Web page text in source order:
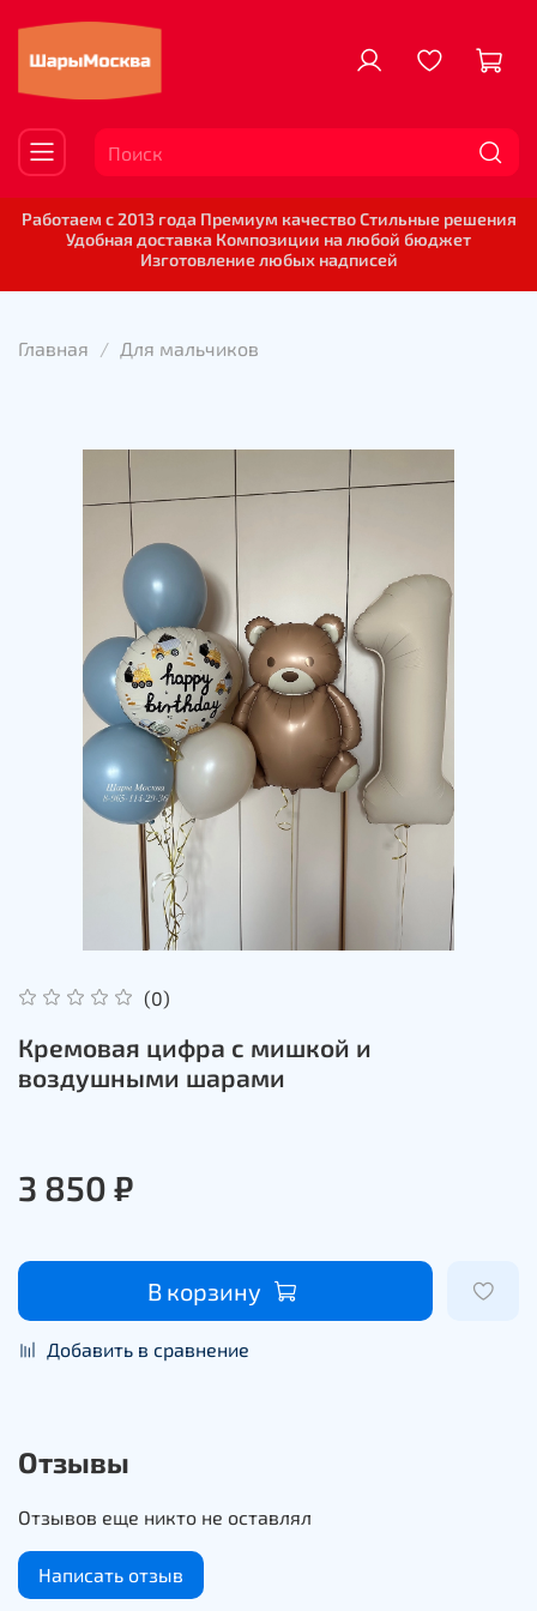
Работаем с 2013 года Премиум качество Стильные решения
Удобная доставка Композиции на любой бюджет
Изготовление любых надписей
Главная Для мальчиков
(0)
Кремовая цифра с мишкой и
воздушными шарами
3 850 ₽
В корзину
Добавить в сравнение
Отзывы
Отзывов еще никто не оставлял
Написать отзыв